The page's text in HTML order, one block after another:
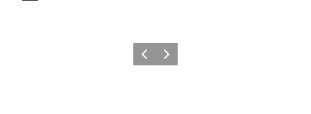
ForrigeNæste